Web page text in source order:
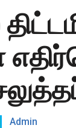
Admin